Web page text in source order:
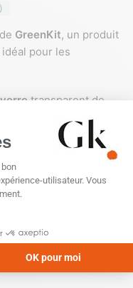
de GreenKit, un produit
idéal pour les
verre transparent de
Ø12 x 10 cm, est
ou froides.
élégance et
entreprise, cette
l’environnement et la